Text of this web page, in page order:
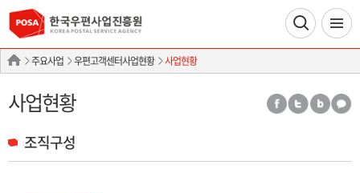
주요사업 우편고객센터사업현황 사업현황
사업현황
조직구성